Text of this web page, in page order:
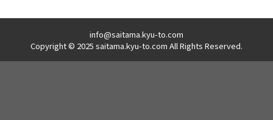
info@saitama.kyu-to.com
Copyright © 2025 saitama.kyu-to.com All Rights Reserved.